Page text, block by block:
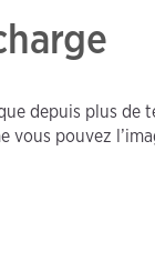
depuis plus
pouvez